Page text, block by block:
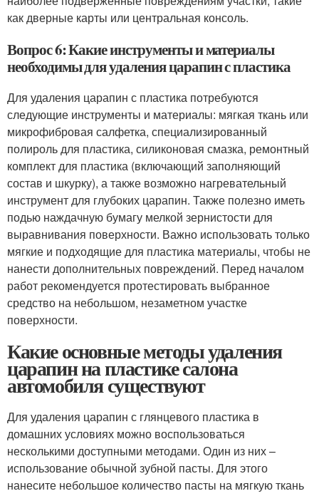
как дверные карты или центральная консоль.
Вопрос 6: Какие инструменты и материалы
необходимы для удаления царапин с пластика
Для удаления царапин с пластика потребуются
следующие инструменты и материалы: мягкая ткань или
микрофибровая салфетка, специализированный
полироль для пластика, силиконовая смазка, ремонтный
комплект для пластика (включающий заполняющий
состав и шкурку), а также возможно нагревательный
инструмент для глубоких царапин. Также полезно иметь
подью наждачную бумагу мелкой зернистости для
выравнивания поверхности. Важно использовать только
мягкие и подходящие для пластика материалы, чтобы не
нанести дополнительных повреждений. Перед началом
работ рекомендуется протестировать выбранное
средство на небольшом, незаметном участке
поверхности.
Какие основные методы удаления
царапин на пластике салона
автомобиля существуют
Для удаления царапин с глянцевого пластика в
домашних условиях можно воспользоваться
несколькими доступными методами. Один из них –
использование обычной зубной пасты. Для этого
нанесите небольшое количество пасты на мягкую ткань